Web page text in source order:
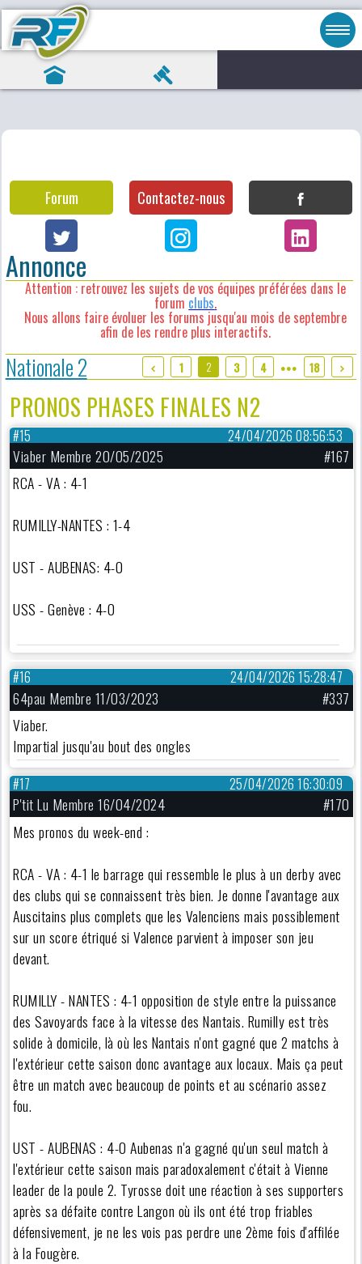
Forum Contactez-nous
Annonce
Attention : retrouvez les sujets de vos équipes préférées dans le
forum clubs.
Nous allons faire évoluer les forums jusqu'au mois de septembre
afin de les rendre plus interactifs.
Nationale 2 1 2 3 4 ●●● 18
PRONOS PHASES FINALES N2
24/04/2026 08:56:53
#15
Viaber Membre 20/05/2025
#167
RCA - VA : 4-1
RUMILLY-NANTES : 1-4
UST - AUBENAS: 4-0
USS - Genève : 4-0
24/04/2026 15:28:47
#16
64pau Membre 11/03/2023
#337
Viaber.
Impartial jusqu'au bout des ongles
25/04/2026 16:30:09
#17
P'tit Lu Membre 16/04/2024
#170
Mes pronos du week-end :
RCA - VA : 4-1 le barrage qui ressemble le plus à un derby avec
des clubs qui se connaissent très bien. Je donne l'avantage aux
Auscitains plus complets que les Valenciens mais possiblement
sur un score étriqué si Valence parvient à imposer son jeu
devant.
RUMILLY - NANTES : 4-1 opposition de style entre la puissance
des Savoyards face à la vitesse des Nantais. Rumilly est très
solide à domicile, là où les Nantais n'ont gagné que 2 matchs à
l'extérieur cette saison donc avantage aux locaux. Mais ça peut
être un match avec beaucoup de points et au scénario assez
fou.
UST - AUBENAS : 4-0 Aubenas n'a gagné qu'un seul match à
l'extérieur cette saison mais paradoxalement c'était à Vienne
leader de la poule 2. Tyrosse doit une réaction à ses supporters
après sa défaite contre Langon où ils ont été trop friables
défensivement, je ne les vois pas perdre une 2ème fois d'affilée
à la Fougère.